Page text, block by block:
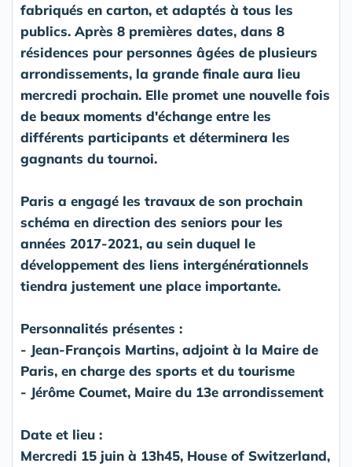
fabriqués en carton, et adaptés à tous les
publics. Après 8 premières dates, dans 8
résidences pour personnes âgées de plusieurs
arrondissements, la grande finale aura lieu
mercredi prochain. Elle promet une nouvelle fois
de beaux moments d'échange entre les
différents participants et déterminera les
gagnants du tournoi.
Paris a engagé les travaux de son prochain
schéma en direction des seniors pour les
années 2017-2021, au sein duquel le
développement des liens intergénérationnels
tiendra justement une place importante.
Personnalités présentes :
- Jean-François Martins, adjoint à la Maire de
Paris, en charge des sports et du tourisme
- Jérôme Coumet, Maire du 13e arrondissement
Date et lieu :
Mercredi 15 juin à 13h45, House of Switzerland,